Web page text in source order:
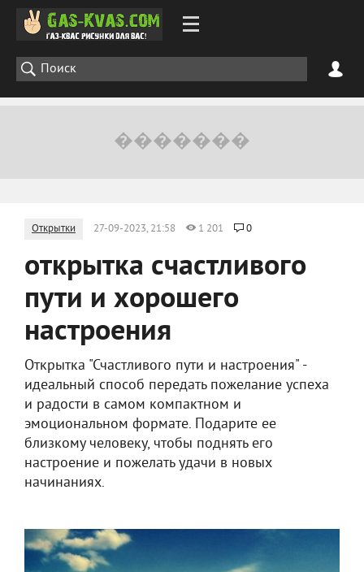
Открытки 27-09-2023, 21:58 1 201 0
открытка счастливого
пути и хорошего
настроения
Открытка "Счастливого пути и настроения" -
идеальный способ передать пожелание успеха
и радости в самом компактном и
эмоциональном формате. Подарите ее
близкому человеку, чтобы поднять его
настроение и пожелать удачи в новых
начинаниях.